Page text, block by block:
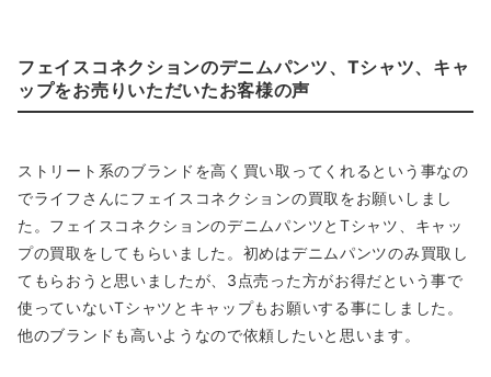
フェイスコネクションのデニムパンツ、Tシャツ、キャ
ップをお売りいただいたお客様の声
ストリート系のブランドを高く買い取ってくれるという事なの
でライフさんにフェイスコネクションの買取をお願いしまし
た。フェイスコネクションのデニムパンツとTシャツ、キャッ
プの買取をしてもらいました。初めはデニムパンツのみ買取し
てもらおうと思いましたが、3点売った方がお得だという事で
使っていないTシャツとキャップもお願いする事にしました。
他のブランドも高いようなので依頼したいと思います。